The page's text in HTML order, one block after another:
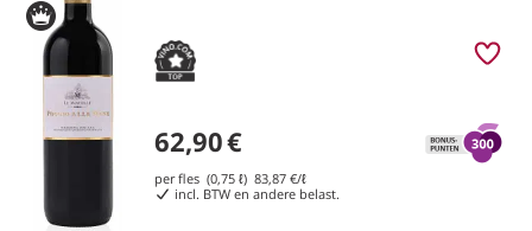
62,90€
per fles (0,75 ℓ) 83,87 €/ℓ
incl. BTW en andere belast.